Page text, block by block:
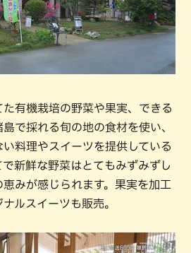
有機栽培の野菜や果実、できる
で採れる旬の地の食材を使い、
料理やスイーツを提供している
で新鮮な野菜はとてもみずみずし
みが感じられます。果実を加工
ルスイーツも販売。